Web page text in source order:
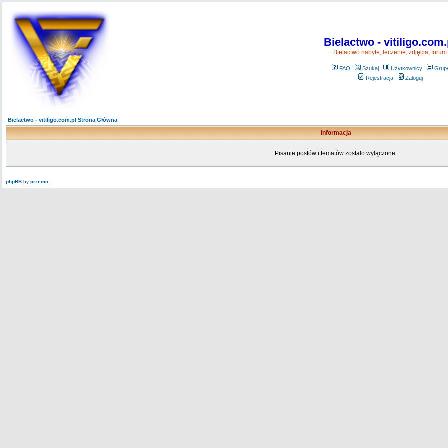
Bielactwo -
Bielactwo nabyte, leczenie, zdjęcia, forum
FAQ Szukaj Użytkownicy
Rejestracja
Zaloguj
Bielactwo - vitiligo.com.pl Strona Główna
Informacja
Pisanie postów i tematów zostało wyłączone.
phpBB by przemo